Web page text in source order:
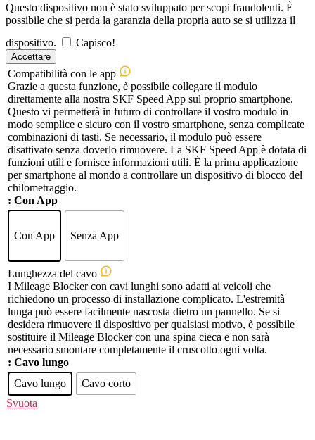
Questo dispositivo non è stato sviluppato per scopi fraudolenti. È
possibile che si perda la garanzia della propria auto se si utilizza il
dispositivo.
Capisco!
Accettare
Compatibilità con le app
Grazie a questa funzione, è possibile collegare il modulo
direttamente alla nostra SKF Speed App sul proprio smartphone.
Questo vi permetterà in futuro di controllare il vostro modulo in
modo semplice e sicuro con il vostro smartphone, senza complicate
combinazioni di tasti. Se necessario, il modulo può essere
disattivato senza doverlo rimuovere. La SKF Speed App è dotata di
funzioni utili e fornisce informazioni utili. È la prima applicazione
per smartphone al mondo a controllare un dispositivo di blocco del
chilometraggio.
: Con App
Con App Senza App
Lunghezza del cavo
I Mileage Blocker con cavi lunghi sono adatti ai veicoli che
richiedono un processo di installazione complicato. L'estremità
lunga può essere facilmente nascosta dietro un pannello. Se si
desidera rimuovere il dispositivo per qualsiasi motivo, è possibile
sostituire il Mileage Blocker con una spina cieca e non sarà
necessario smontare completamente il cruscotto ogni volta.
: Cavo lungo
Cavo lungo
Cavo corto
Svuota